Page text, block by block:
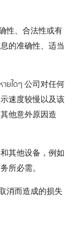
性、合法性或有
的准确性、适当
ยใดๆ 公司对任何
速度较慢以及该
他意外原因造
其他设备，例如
所必需。
消而造成的损失